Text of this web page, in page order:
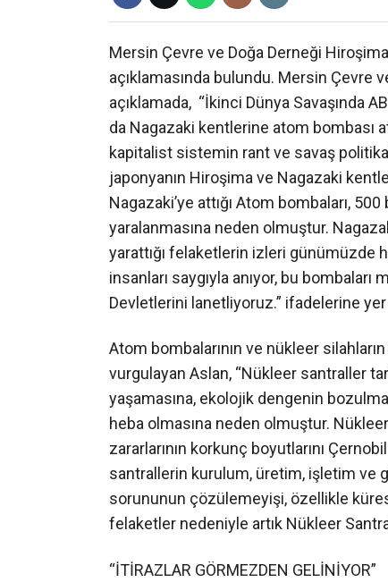
Mersin Çevre ve Doğa Derneği Hiroşima
açıklamasında bulundu. Mersin Çevre
açıklamada, “İkinci Dünya Savaşında
da Nagazaki kentlerine atom bombası
kapitalist sistemin rant ve savaş
japonyanın Hiroşima ve Nagazaki
Nagazaki’ye attığı Atom bombaları,
yaralanmasına neden olmuştur.
yarattığı felaketlerin izleri günümüzde
insanları saygıyla anıyor, bu
Devletlerini lanetliyoruz.” ifadelerine
Atom bombalarının ve nükleer
vurgulayan Aslan, “Nükleer santraller
yaşamasına, ekolojik dengenin
heba olmasına neden olmuştur.
zararlarının korkunç boyutlarını
santrallerin kurulum, üretim, işletim ve
sorununun çözülemeyişi, özellikle
felaketler nedeniyle artık Nükleer
“İTİRAZLAR GÖRMEZDEN GELİNİYOR”